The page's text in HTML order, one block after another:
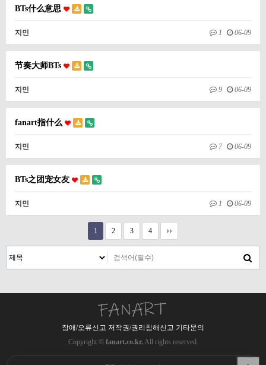
BTs什么意思
지민 1 06-09
节奏大师BTs
지민 9 06-09
fanart指什么
지민 7 06-09
BTs之团宠女友
지민 1 06-09
1 2 3 4
장애/오류신고 저작권/권리침해신고 기타문의
Copyright © fanart.co.kr. All rights reserved.